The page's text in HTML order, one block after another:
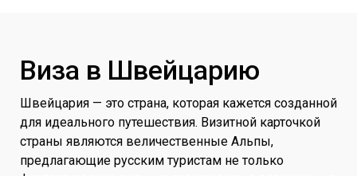
Виза в Швейцарию
Швейцария — это страна, которая кажется созданной
для идеального путешествия. Визитной карточкой
страны являются величественные Альпы,
предлагающие русским туристам не только